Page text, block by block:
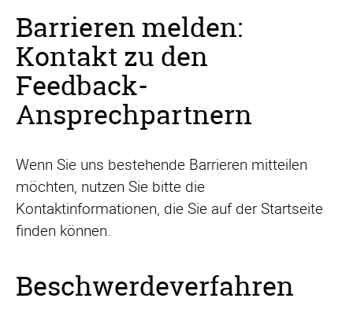
Barrieren melden:
Kontakt zu den
Feedback-
Ansprechpartnern
Wenn Sie uns bestehende Barrieren mitteilen
möchten, nutzen Sie bitte die
Kontaktinformationen, die Sie auf der Startseite
finden können.
Beschwerdeverfahren